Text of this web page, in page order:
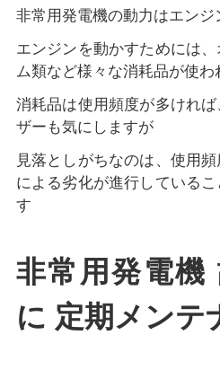
非常用発電機の動力はエンジ
エンジンを動かすためには
ム類など様々な消耗品が使わ
消耗品は使用頻度が多けれ
ザーも気にしますが
見落としがちなのは、使用
による劣化が進行している
す
非常用発電機
に 定期メンテ